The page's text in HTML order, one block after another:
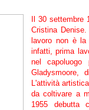
Il 30
Cristina
lavoro non è
infatti, prima
nel capoluogo
Gladysmoore,
L'attività
da coltivare a
1955 debutta